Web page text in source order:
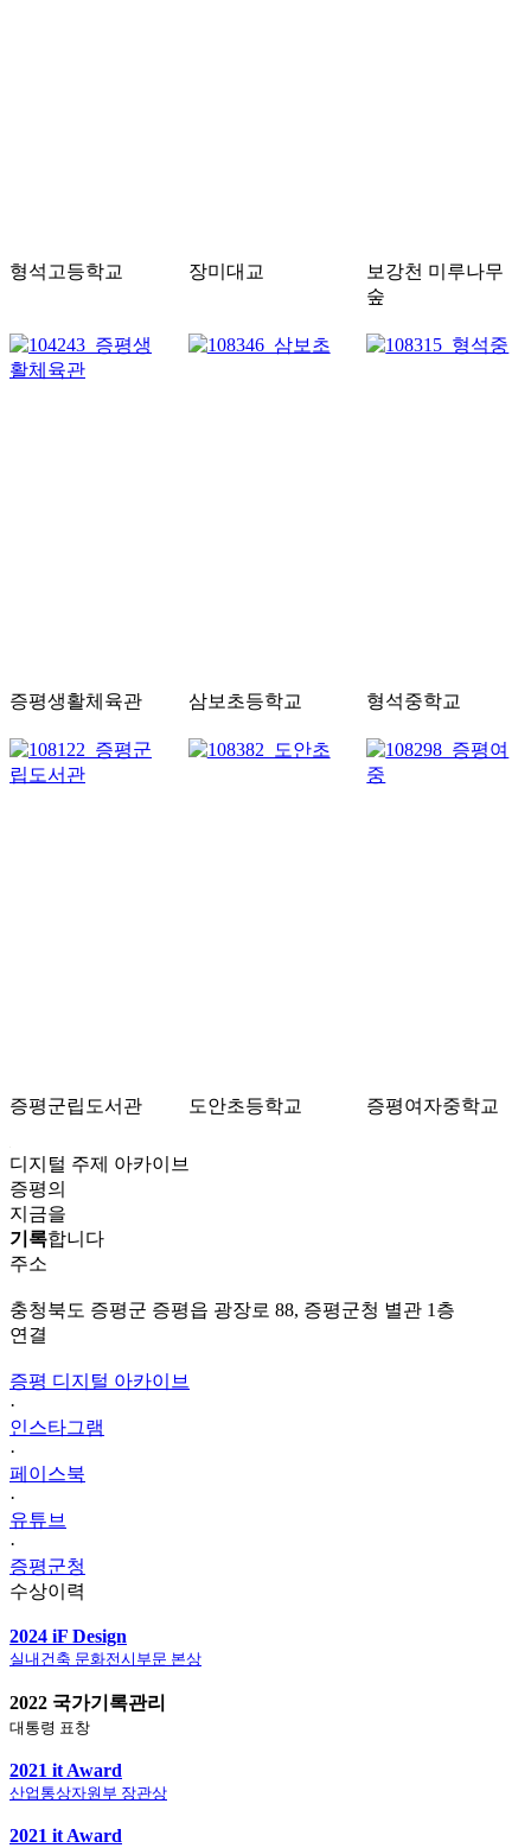
형석고등학교 장미대교
보강천 미루나무
숲
증평생활체육관 삼보초등학교 형석중학교
증평군립도서관 도안초등학교 증평여자중학교
디지털 주제 아카이브
증평의
지금을
기록합니다
주소
충청북도 증평군 증평읍 광장로 88, 증평군청 별관 1층
연결
증평 디지털 아카이브
·
인스타그램
·
페이스북
·
유튜브
·
증평군청
수상이력
2024 iF Design
실내건축 문화전시부문 본상
2022 국가기록관리
대통령 표창
2021 it Award
산업통상자원부 장관상
2021 it Award